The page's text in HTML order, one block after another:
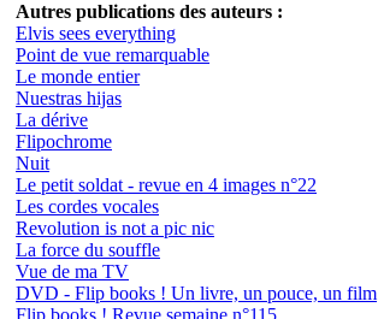
Autres publications des auteurs :
Elvis sees everything
Point de vue remarquable
Le monde entier
Nuestras hijas
La dérive
Flipochrome
Nuit
Le petit soldat - revue en 4 images n°22
Les cordes vocales
Revolution is not a pic nic
La force du souffle
Vue de ma TV
DVD - Flip books ! Un livre, un pouce, un film